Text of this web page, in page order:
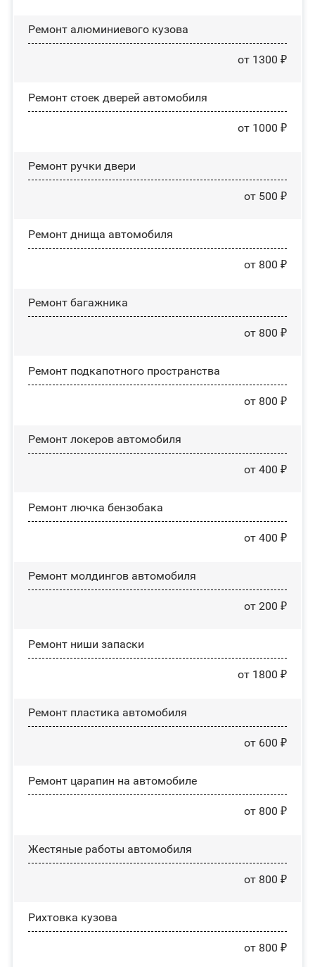
Ремонт алюминиевого кузова
от 1300 ₽
Ремонт стоек дверей автомобиля
от 1000 ₽
Ремонт ручки двери
от 500 ₽
Ремонт днища автомобиля
от 800 ₽
Ремонт багажника
от 800 ₽
Ремонт подкапотного пространства
от 800 ₽
Ремонт лoĸepoв автомобиля
от 400 ₽
Ремонт лючка бензобака
от 400 ₽
Ремонт молдингов автомобиля
от 200 ₽
Ремонт ниши запаски
от 1800 ₽
Ремонт пластика автомобиля
от 600 ₽
Ремонт царапин на автомобиле
от 800 ₽
Жестяные работы автомобиля
от 800 ₽
Рихтовка кузова
от 800 ₽